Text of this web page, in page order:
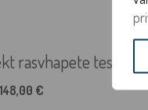
rasvhapete testiga
Algne
148,00 €Praegune